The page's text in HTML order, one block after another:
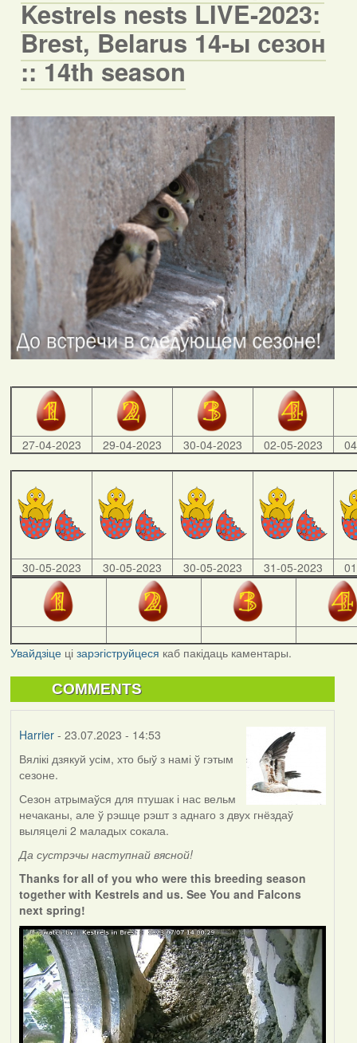
Kestrels nests LIVE-2023:
Brest, Belarus 14-ы сезон
:: 14th season
27-04-2023 29-04-2023 30-04-2023 02-05-2023
30-05-2023 30-05-2023 30-05-2023 31-05-2023
Увайдзіцеці зарэгіструйцеся каб пакідаць каментары.
COMMENTS
Harrier- 23.07.2023 - 14:53
Вялікі дзякуй усім, хто быў з намі ў гэтым
сезоне.
Сезон атрымаўся для птушак і нас вельм
нечаканы, але ў рэшце рэшт з аднаго з двух гнёздаў
выляцелі 2 маладых сокала.
Да сустрэчы наступнай вясной!
Thanks for all of you who were this breeding season
together with Kestrels and us. See You and Falcons
next spring!